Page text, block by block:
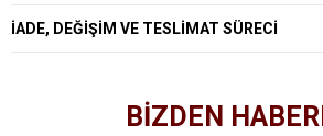
İADE, DEĞIŞIM VE TESLIMAT SÜRECI
BİZDEN